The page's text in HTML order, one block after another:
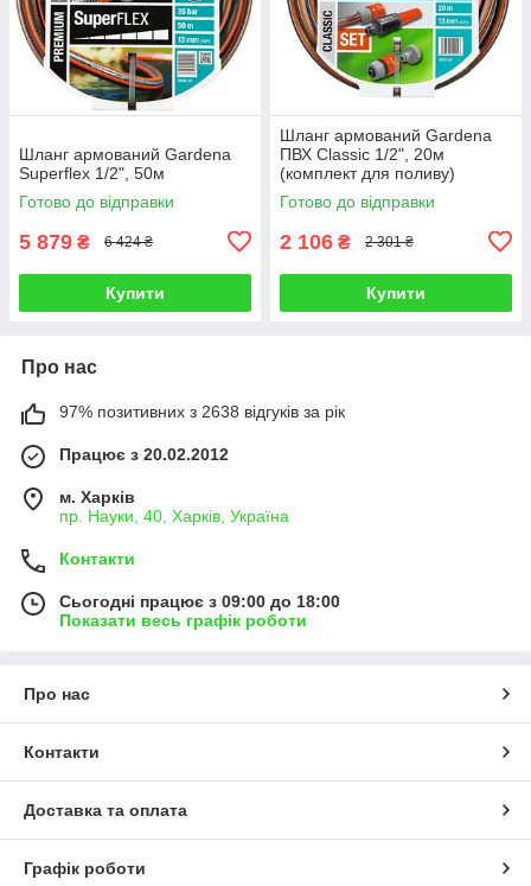
Шланг армований Gardena
Superflex 1/2", 50м
Готово до відправки
5 879 ₴ 6 424 ₴
Купити
Шланг армований Gardena
ПВХ Classic 1/2", 20м
(комплект для поливу)
Готово до відправки
2 106 ₴ 2 301 ₴
Купити
Про нас
97% позитивних з 2638 відгуків за рік
Працює з 20.02.2012
м. Харків
пр. Науки, 40, Харків, Україна
Контакти
Сьогодні працює з 09:00 до 18:00
Показати весь графік роботи
Про нас
Контакти
Доставка та оплата
Графік роботи